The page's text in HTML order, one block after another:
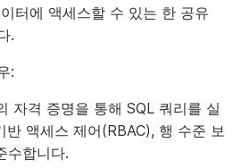
터에 액세스할 수 있는 한 공유
.
:
자격 증명을 통해 SQL 쿼리를 실
반 액세스 제어(RBAC), 행 수준 보
수합니다.